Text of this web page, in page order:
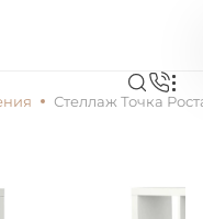
Стеллаж Точка